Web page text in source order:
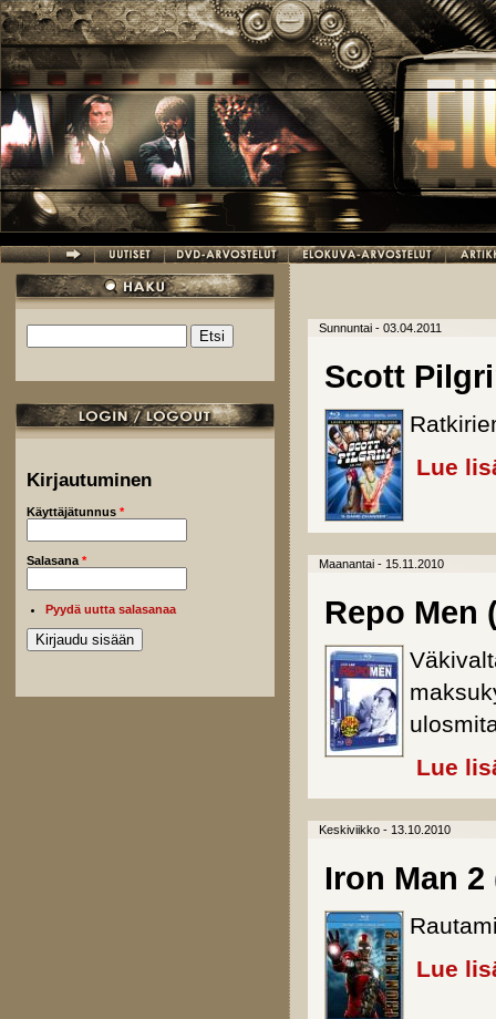
Hyppää pääsisältöön
Hakulomake
Kirjautuminen
Käyttäjätunnus *
Salasana *
Pyydä uutta salasanaa
Sunnuntai - 03.04.2011
Scott
Lue
Maanantai - 15.11.2010
Repo Men
Lue
Keskiviikko - 13.10.2010
Iron Man
Lue